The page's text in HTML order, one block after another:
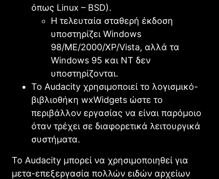
όπως Linux – BSD).
Η τελευταία σταθερή έκδοση
υποστηρίζει Windows
98/ME/2000/XP/Vista, αλλά τα
Windows 95 και NT δεν
υποστηρίζονται.
Το Audacity χρησιμοποιεί το λογισμικό-
βιβλιοθήκη wxWidgets ώστε το
περιβάλλον εργασίας να είναι παρόμοιο
όταν τρέχει σε διαφορετικά λειτουργικά
συστήματα.
Το Audacity μπορεί να χρησιμοποιηθεί για
μετα-επεξεργασία πολλών ειδών αρχείων